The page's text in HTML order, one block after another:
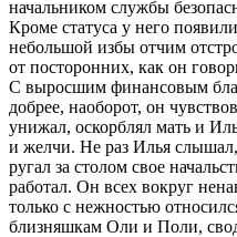
начальником службы
Кроме статуса у него
небольшой избы отчим
от посторонних, как он
С выросшим финансовым
добрее, наоборот, он
унижал, оскорблял мать и
и желчи. Не раз Илья
ругал за столом свое
работал. Он всех вокруг
только с нежностью
близняшкам Оли и Поли,